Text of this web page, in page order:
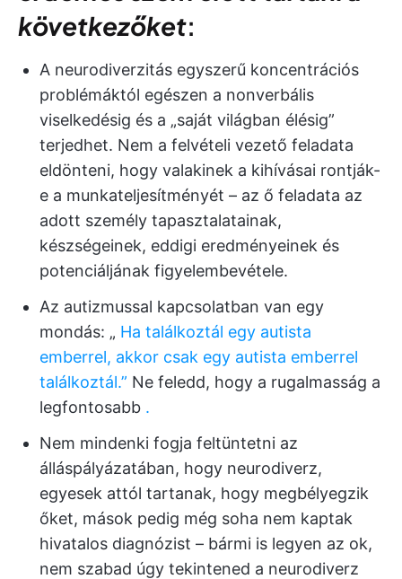
következőket:
A neurodiverzitás egyszerű koncentrációs
problémáktól egészen a nonverbális
viselkedésig és a „saját világban élésig”
terjedhet. Nem a felvételi vezető feladata
eldönteni, hogy valakinek a kihívásai rontják-
e a munkateljesítményét – az ő feladata az
adott személy tapasztalatainak,
készségeinek, eddigi eredményeinek és
potenciáljának figyelembevétele.
Az autizmussal kapcsolatban van egy
mondás: „ Ha találkoztál egy autista
emberrel, akkor csak egy autista emberrel
találkoztál.” Ne feledd, hogy a rugalmasság a
legfontosabb .
Nem mindenki fogja feltüntetni az
álláspályázatában, hogy neurodiverz,
egyesek attól tartanak, hogy megbélyegzik
őket, mások pedig még soha nem kaptak
hivatalos diagnózist – bármi is legyen az ok,
nem szabad úgy tekintened a neurodiverz